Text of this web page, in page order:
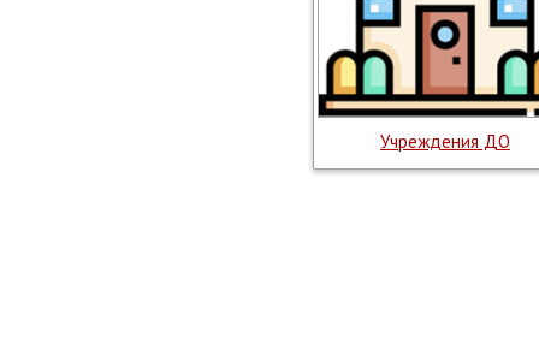
Учреждения ДО